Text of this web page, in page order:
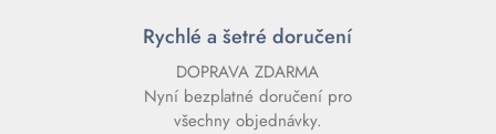
Rychlé a šetré doručení
DOPRAVA ZDARMA
Nyní bezplatné doručení pro
všechny objednávky.